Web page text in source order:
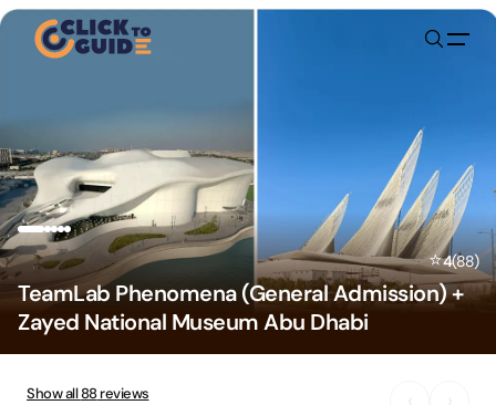
Skip to content
⭐4(88)
TeamLab Phenomena (General Admission) +
Zayed National Museum Abu Dhabi
Show all88reviews